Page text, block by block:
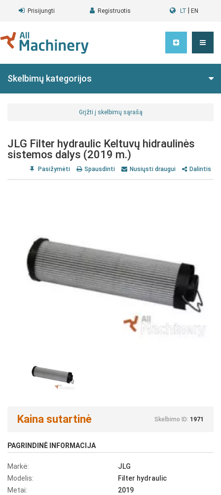
Prisijungti Registruotis LT EN
Skelbimų kategorijos
Grįžti į skelbimų sąrašą
JLG Filter hydraulic Keltuvų hidraulinės
sistemos dalys (2019 m.)
Pasižymėti Spausdinti Nusiųsti draugui Dalintis
Kaina sutartinė Skelbimo ID: 1971
PAGRINDINĖ INFORMACIJA
Markė:
JLG
Modelis:
Filter hydraulic
Metai:
2019